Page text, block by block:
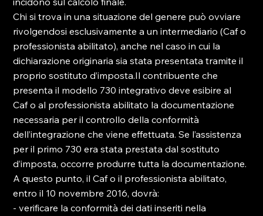
Chi si trova in una situazione del genere può ovviare
rivolgendosi esclusivamente a un intermediario (Caf o
professionista abilitato), anche nel caso in cui la
dichiarazione originaria sia stata presentata tramite il
proprio sostituto d’imposta.Il contribuente che
presenta il modello 730 integrativo deve esibire al
Caf o al professionista abilitato la documentazione
necessaria per il controllo della conformità
dell’integrazione che viene effettuata. Se l’assistenza
per il primo 730 era stata prestata dal sostituto
d’imposta, occorre produrre tutta la documentazione.
A questo punto, il Caf o il professionista abilitato,
entro il 10 novembre 2016, dovrà:
- verificare la conformità dei dati inseriti nella